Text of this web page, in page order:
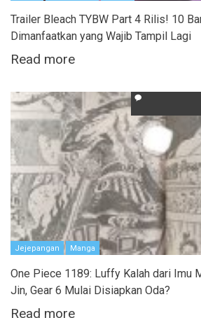
Trailer Bleach TYBW Part 4 Rilis! 10
Dimanfaatkan yang Wajib Tampil Lagi
Read more
Jejepangan Manga
One Piece 1189: Luffy Kalah dari Imu
Jin, Gear 6 Mulai Disiapkan Oda?
Read more